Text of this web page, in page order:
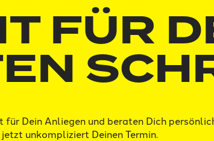
FÜR
für Dein Anliegen und beraten Dich
jetzt unkompliziert Deinen Termin.